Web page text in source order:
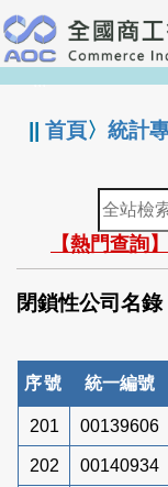
跳
到
主
要
:::
||首頁〉統計
全
站
檢
索
【熱門查詢
閉鎖性公司名錄
序號 統一編號
201 00139606
202 00140934